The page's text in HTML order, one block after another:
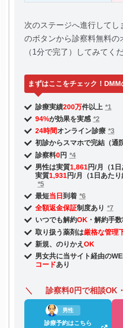
次のステージへ進行してし
のボタンから診察料無料の
（1分で完了）してみてく
まずはここをチェック！DMM
診療実績200万件以上 *1
94%が効果を実感 *2
24時間オンライン診療 *3
初診からスマホで完結（通
診察料0円 *4
男性は実質1,861円/月（1
実質1,931円/月（1日あた
*5
最短当日到着 *6
全額返金保証制度あり *7
いつでも解約OK・解約手
取り扱う薬剤は厳格な管理
新規、のりかえ OK
男女共に当サイト経由の
コードあり
診察料0円で相談OK
男性
診療予約はこちら